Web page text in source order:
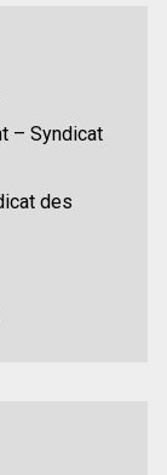
– Syndicat
des